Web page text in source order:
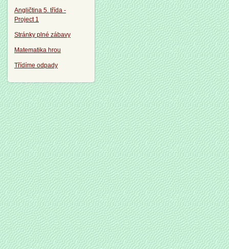
Angličtina 5. třída -
Project 1
Stránky plné zábavy
Matematika hrou
Třídíme odpady